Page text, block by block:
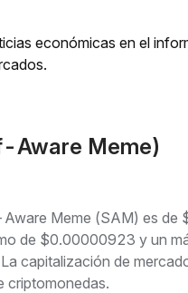
económicas en el
Aware Meme)
Meme (SAM) es
de $0.00000923 y un
capitalización de
criptomonedas.